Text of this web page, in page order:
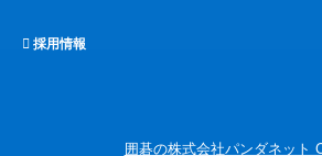
採用情報
囲碁の株式会社パンダネット